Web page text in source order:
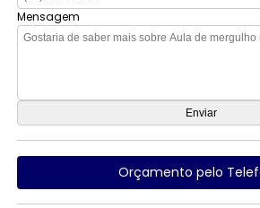
Mensagem
Orçamento pelo